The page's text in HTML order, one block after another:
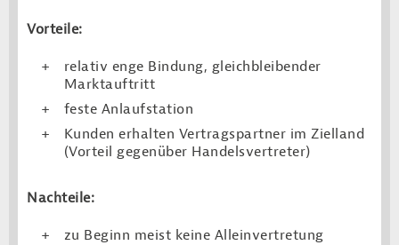
Vorteile:
relativ enge Bindung, gleichbleibender
Marktauftritt
feste Anlaufstation
Kunden erhalten Vertragspartner im Zielland
(Vorteil gegenüber Handelsvertreter)
Nachteile:
zu Beginn meist keine Alleinvertretung